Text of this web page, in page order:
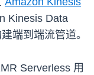
Kinesis Data
端到端流管道。
Serverless 用